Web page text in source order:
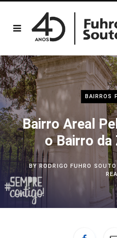
BAIRROS
Bairro Areal
o Bairro da
BYRODRIGO FUHRO SOUTO